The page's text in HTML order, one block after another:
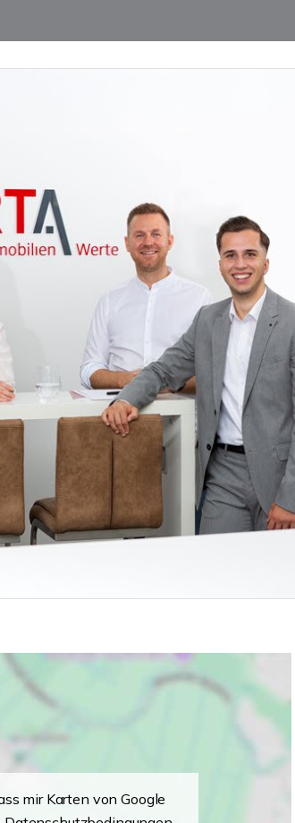
mir Karten von Google